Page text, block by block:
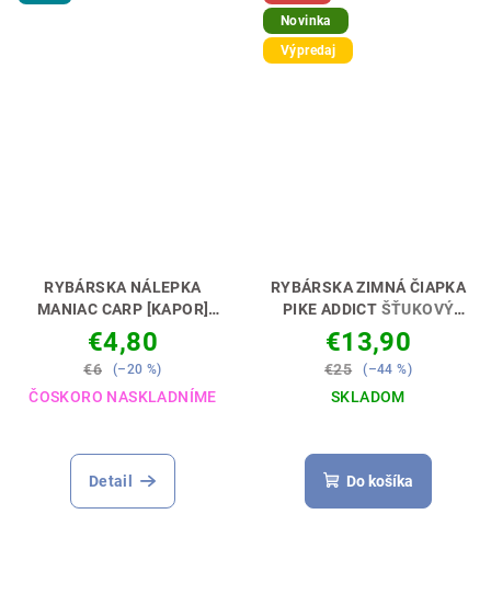
RYBÁRSKA NÁLEPKA
MANIAC CARP [KAPOR]
NECH MÁŠ DOKONALÉ
AUTO 🚗🎣
€4,80
€6 (–20 %)
ČOSKORO NASKLADNÍME
Detail
Novinka
Výpredaj
RYBÁRSKA ZIMNÁ ČIAPKA
PIKE ADDICT ŠŤUKOVÝ
ZÁVISLÁK 🎣🧢
€13,90
€25 (–44 %)
SKLADOM
hodnotenie
produktu
Do košíka